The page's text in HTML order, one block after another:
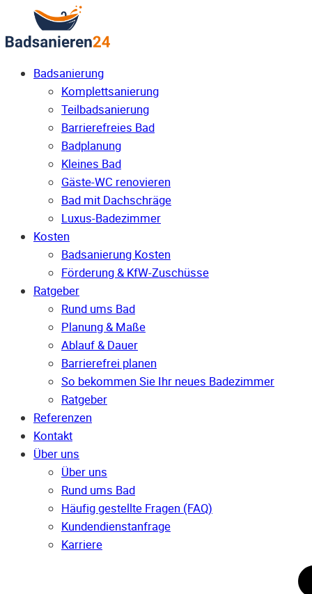
Badsanierung
Komplettsanierung
Teilbadsanierung
Barrierefreies Bad
Badplanung
Kleines Bad
Gäste-WC renovieren
Bad mit Dachschräge
Luxus-Badezimmer
Kosten
Badsanierung Kosten
Förderung & KfW-Zuschüsse
Ratgeber
Rund ums Bad
Planung & Maße
Ablauf & Dauer
Barrierefrei planen
So bekommen Sie Ihr neues Badezimmer
Ratgeber
Referenzen
Kontakt
Über uns
Über uns
Rund ums Bad
Häufig gestellte Fragen (FAQ)
Kunden­dienst­anfrage
Karriere